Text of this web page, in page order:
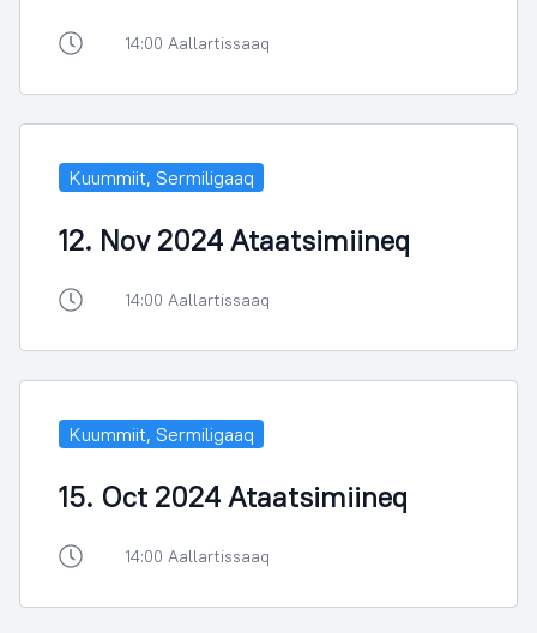
14:00 Aallartissaaq
Kuummiit, Sermiligaaq
12. Nov 2024 Ataatsimiineq
14:00 Aallartissaaq
Kuummiit, Sermiligaaq
15. Oct 2024 Ataatsimiineq
14:00 Aallartissaaq